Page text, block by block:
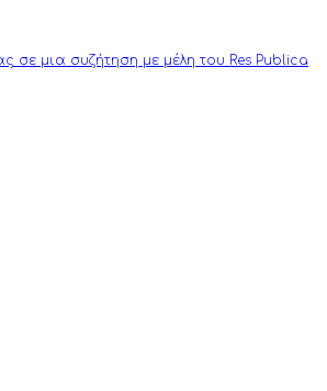
σε μια συζήτηση με μέλη του Res Publica